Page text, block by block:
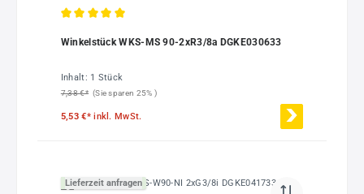
Winkelstück WKS-MS 90-2xR3/8a DGKE030633
Inhalt: 1 Stück
7,38 €* (Sie sparen 25% )
5,53 €*inkl. MwSt.
Lieferzeit anfragen